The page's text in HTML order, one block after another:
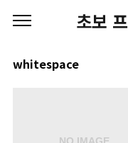
초보
whitespace